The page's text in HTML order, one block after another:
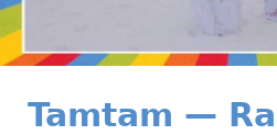
Tamtam —